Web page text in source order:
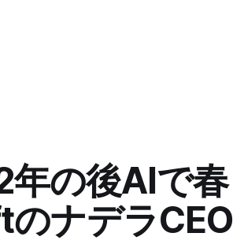
年の後AIで春
ナデラCEO